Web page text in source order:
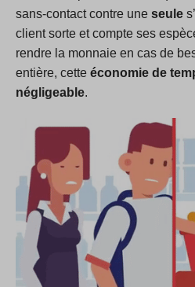
sans-contact contre une seule
client sorte et compte ses
rendre la monnaie en cas de
entière, cette économie de
négligeable.